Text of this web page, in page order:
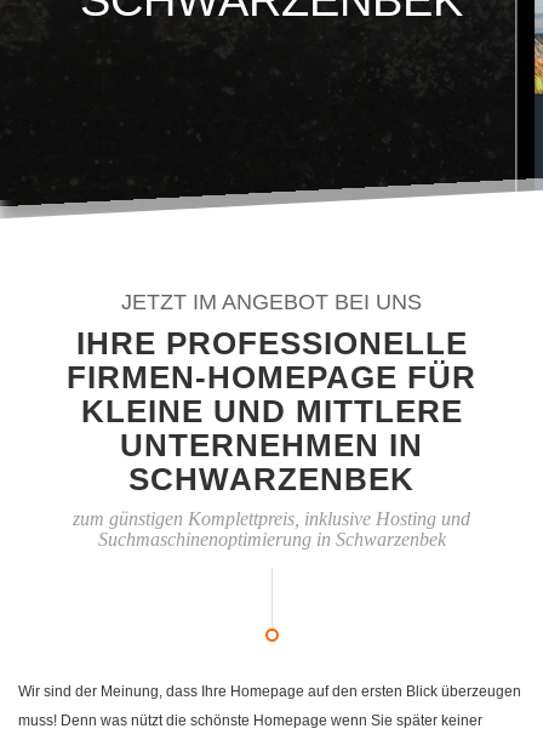
JETZT IM ANGEBOT BEI UNS
IHRE PROFESSIONELLE
FIRMEN-HOMEPAGE FÜR
KLEINE UND MITTLERE
UNTERNEHMEN IN
SCHWARZENBEK
zum günstigen Komplettpreis, inklusive Hosting und
Suchmaschinenoptimierung in Schwarzenbek
Wir sind der Meinung, dass Ihre Homepage auf den ersten Blick überzeugen
muss! Denn was nützt die schönste Homepage wenn Sie später keiner